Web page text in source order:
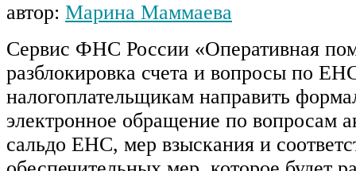
автор: Марина Маммаева
Сервис ФНС России «Оперативная
разблокировка счета и вопросы по
налогоплательщикам направить
электронное обращение по вопросам
сальдо ЕНС, мер взыскания и